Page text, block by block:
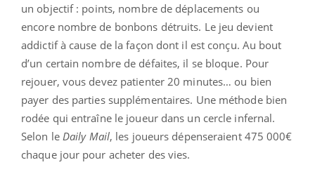
un objectif : points, nombre de déplacements ou
encore nombre de bonbons détruits. Le jeu devient
addictif à cause de la façon dont il est conçu. Au bout
d’un certain nombre de défaites, il se bloque. Pour
rejouer, vous devez patienter 20 minutes… ou bien
payer des parties supplémentaires. Une méthode bien
rodée qui entraîne le joueur dans un cercle infernal.
Selon le Daily Mail, les joueurs dépenseraient 475 000€
chaque jour pour acheter des vies.